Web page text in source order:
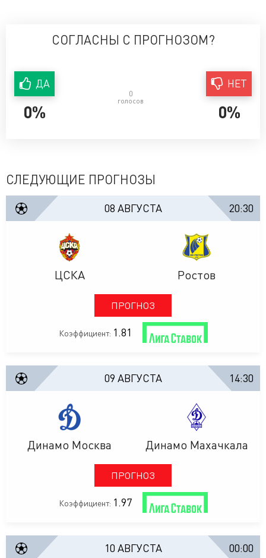
СОГЛАСНЫ С ПРОГНОЗОМ?
ДА
0%
0
голосов
0%
НЕТ
СЛЕДУЮЩИЕ ПРОГНОЗЫ
08 АВГУСТА 20:30
ЦСКА
ПРОГНОЗ
Ростов
Коэффициент: 1.81
09 АВГУСТА 14:30
Динамо Москва
ПРОГНОЗ
Динамо Махачкала
Коэффициент: 1.97
10 АВГУСТА 00:00